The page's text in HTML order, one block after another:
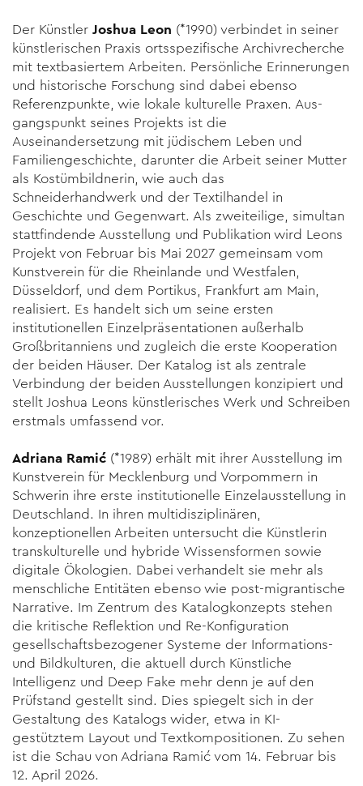
Der Künstler Joshua Leon (*1990) verbindet in seiner
künstleri­schen Praxis ortsspezifische Archivrecherche
mit textbasiertem Ar­beiten. Persönliche Erinnerungen
und historische Forschung sind dabei ebenso
Referenzpunkte, wie lokale kulturelle Praxen. Aus­
gangspunkt seines Projekts ist die
Auseinandersetzung mit jüdi­schem Leben und
Familiengeschichte, darunter die Arbeit seiner Mutter
als Kostümbildnerin, wie auch das
Schneiderhandwerk und der Textilhandel in
Geschichte und Gegenwart. Als zweiteilige, simultan
stattfindende Ausstellung und Publikation wird Leons
Pro­jekt von Februar bis Mai 2027 gemeinsam vom
Kunstverein für die Rheinlande und Westfalen,
Düsseldorf, und dem Portikus, Frankfurt am Main,
realisiert. Es handelt sich um seine ersten
institutionellen Einzelpräsentationen außerhalb
Großbritanniens und zugleich die erste Kooperation
der beiden Häuser. Der Katalog ist als zentrale
Verbindung der beiden Ausstellungen konzipiert und
stellt Joshua Leons künstlerisches Werk und Schreiben
erstmals umfassend vor.
Adriana Ramić (*1989) erhält mit ihrer Ausstellung im
Kunstverein für Mecklenburg und Vorpommern in
Schwerin ihre erste institutio­nelle Einzelausstellung in
Deutschland. In ihren multidisziplinären,
konzeptionellen Arbeiten untersucht die Künstlerin
transkulturelle und hybride Wissensformen sowie
digitale Ökologien. Dabei verhan­delt sie mehr als
menschliche Entitäten ebenso wie post-migranti­sche
Narrative. Im Zentrum des Katalogkonzepts stehen
die kriti­sche Reflektion und Re-Konfiguration
gesellschaftsbezogener Sys­teme der Informations-
und Bildkulturen, die aktuell durch Künstli­che
Intelligenz und Deep Fake mehr denn je auf den
Prüfstand ge­stellt sind. Dies spiegelt sich in der
Gestaltung des Katalogs wider, etwa in KI-
gestütztem Layout und Textkompositionen. Zu sehen
ist die Schau von Adriana Ramić vom 14. Februar bis
12. April 2026.